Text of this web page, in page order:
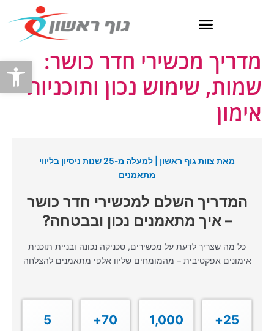
מדריך מכשירי חדר כושר:
שמות, שימוש נכון ותוכניות
אימון
מאת צוות גוף ראשון | למעלה מ-25 שנות ניסיון בליווי
מתאמנים
המדריך השלם למכשירי חדר כושר
– איך מתאמנים נכון ובבטחה?
כל מה שצריך לדעת על מכשירים, טכניקה נכונה ובניית תוכנית
אימונים אפקטיבית – מהמומחים שליוו אלפי מתאמנים להצלחה
25+
1,000
70+
5